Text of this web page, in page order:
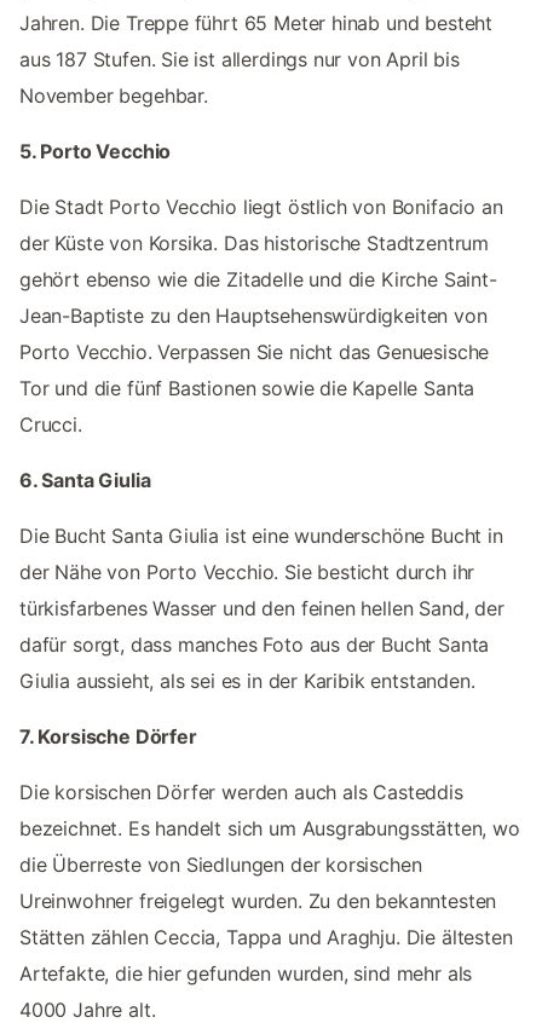
Jahren. Die Treppe führt 65 Meter hinab und besteht
aus 187 Stufen. Sie ist allerdings nur von April bis
November begehbar.
5. Porto Vecchio
Die Stadt Porto Vecchio liegt östlich von Bonifacio an
der Küste von Korsika. Das historische Stadtzentrum
gehört ebenso wie die Zitadelle und die Kirche Saint-
Jean-Baptiste zu den Hauptsehenswürdigkeiten von
Porto Vecchio. Verpassen Sie nicht das Genuesische
Tor und die fünf Bastionen sowie die Kapelle Santa
Crucci.
6. Santa Giulia
Die Bucht Santa Giulia ist eine wunderschöne Bucht in
der Nähe von Porto Vecchio. Sie besticht durch ihr
türkisfarbenes Wasser und den feinen hellen Sand, der
dafür sorgt, dass manches Foto aus der Bucht Santa
Giulia aussieht, als sei es in der Karibik entstanden.
7. Korsische Dörfer
Die korsischen Dörfer werden auch als Casteddis
bezeichnet. Es handelt sich um Ausgrabungsstätten, wo
die Überreste von Siedlungen der korsischen
Ureinwohner freigelegt wurden. Zu den bekanntesten
Stätten zählen Ceccia, Tappa und Araghju. Die ältesten
Artefakte, die hier gefunden wurden, sind mehr als
4000 Jahre alt.